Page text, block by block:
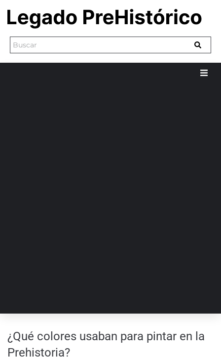
¿Qué colores usaban para pintar en la
Prehistoria?